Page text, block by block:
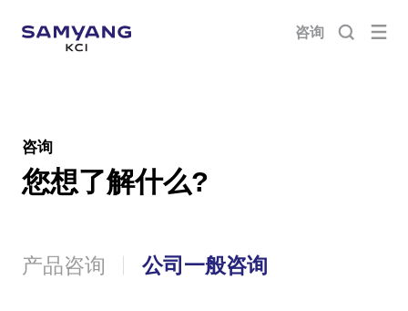
咨询
咨询一般咨询
您想了解什么?
产品咨询 公司一般咨询